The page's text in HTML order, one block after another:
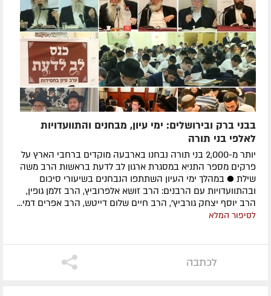
בבני ברק ובירושלים: ימי עיון, מבחנים והתוועדויות
לאלפי בני תורה
יותר מ-2,000 בני תורה נבחנו בארבעה מוקדים ברחבי הארץ על
פרקים מספר התניא במסגרת ארגון לב לדעת בראשות הרב משה
שילת ● במהלך ימי העיון השתתפו הנבחנים בשיעורי סיכום
ובהתוועדויות עם הרבנים: הרב זושא אלפרוביץ, הרב זלמן גופין,
הרב יוסף יצחק גורביץ', הרב חיים שלום דייטש, הרב אפרים דמי...
לסיפור המלא
לכתבה